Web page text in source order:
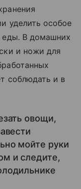
уделить особое
еды. В домашних
и ножи для
соблюдать и в
овощи,
мойте руки
и следите,